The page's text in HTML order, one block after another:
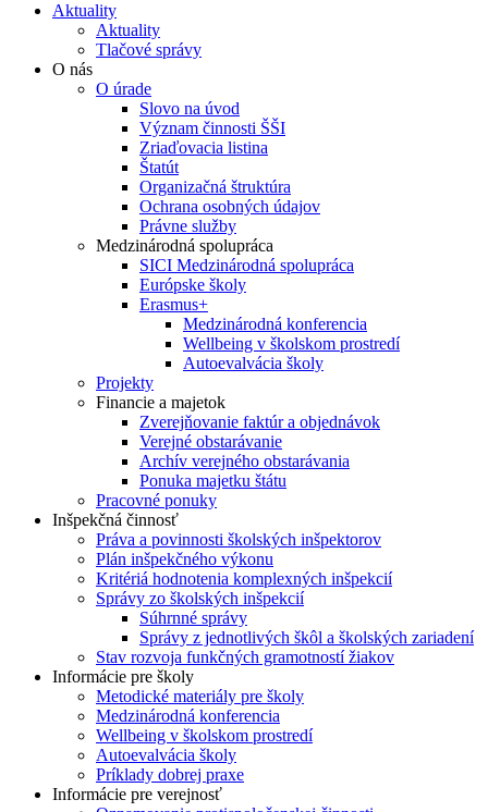
Aktuality
Aktuality
Tlačové správy
O nás
O úrade
Slovo na úvod
Význam činnosti ŠŠI
Zriaďovacia listina
Štatút
Organizačná štruktúra
Ochrana osobných údajov
Právne služby
Medzinárodná spolupráca
SICI Medzinárodná spolupráca
Európske školy
Erasmus+
Medzinárodná konferencia
Wellbeing v školskom prostredí
Autoevalvácia školy
Projekty
Financie a majetok
Zverejňovanie faktúr a objednávok
Verejné obstarávanie
Archív verejného obstarávania
Ponuka majetku štátu
Pracovné ponuky
Inšpekčná činnosť
Práva a povinnosti školských inšpektorov
Plán inšpekčného výkonu
Kritériá hodnotenia komplexných inšpekcií
Správy zo školských inšpekcií
Súhrnné správy
Správy z jednotlivých škôl a školských zariadení
Stav rozvoja funkčných gramotností žiakov
Informácie pre školy
Metodické materiály pre školy
Medzinárodná konferencia
Wellbeing v školskom prostredí
Autoevalvácia školy
Príklady dobrej praxe
Informácie pre verejnosť